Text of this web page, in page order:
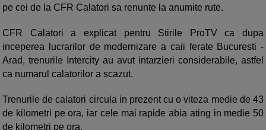
pe cei de la CFR Calatori sa renunte la anumite rute.
CFR Calatori a explicat pentru Stirile ProTV ca dupa
inceperea lucrarilor de modernizare a caii ferate Bucuresti -
Arad, trenurile Intercity au avut intarzieri considerabile, astfel
ca numarul calatorilor a scazut.
Trenurile de calatori circula in prezent cu o viteza medie de 43
de kilometri pe ora, iar cele mai rapide abia ating in medie 50
de kilometri pe ora.